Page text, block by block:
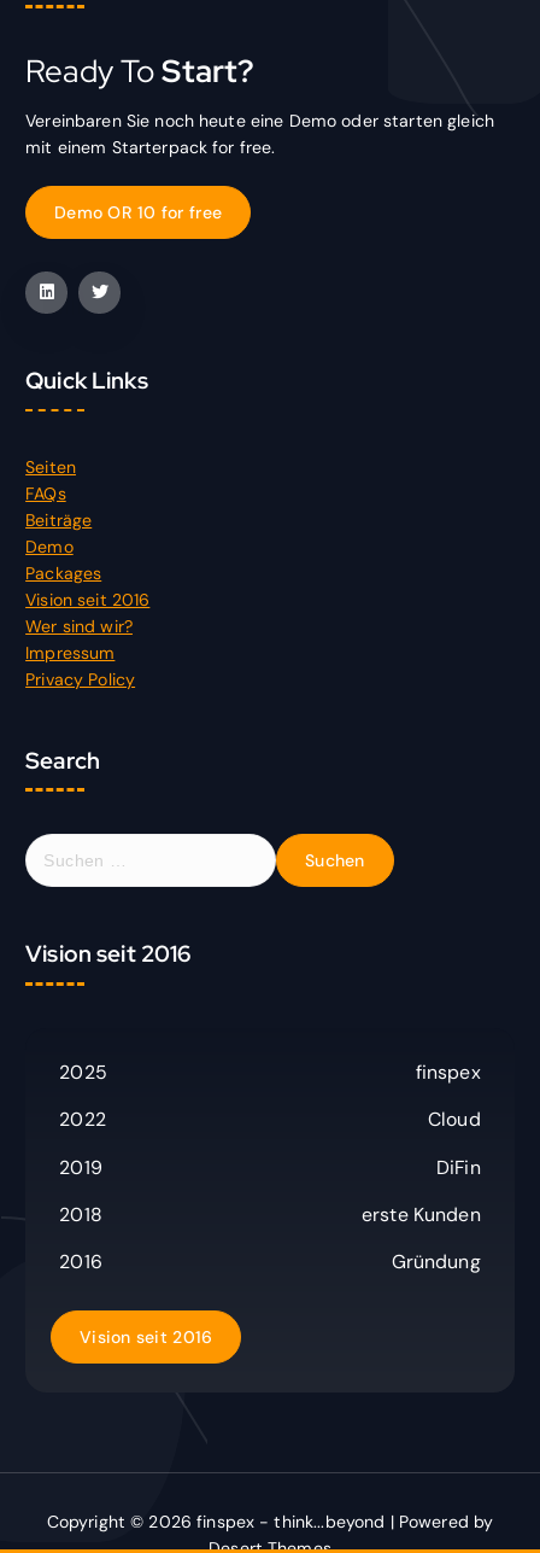
Ready ToStart?
Vereinbaren Sie noch heute eine Demo oder starten gleich
mit einem Starterpack for free.
Demo OR 10 for free
Quick Links
Seiten
FAQs
Beiträge
Demo
Packages
Vision seit 2016
Wer sind wir?
Impressum
Privacy Policy
Search
S
u
e
n
Vision seit 2016
2025
finspex
2022
Cloud
2019
DiFin
2018
erste Kunden
2016
Gründung
Vision seit 2016
Copyright © 2026 finspex - think...beyond | Powered by
Desert Themes